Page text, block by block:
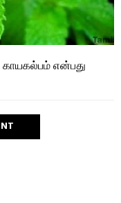
காயகல்பம் என்பது